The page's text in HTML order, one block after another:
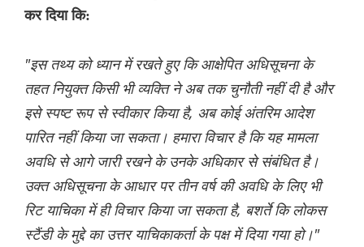
कर दिया कि:
"इस तथ्य को ध्यान में रखते हुए कि आक्षेपित अधिसूचना के
तहत नियुक्त किसी भी व्यक्ति ने अब तक चुनौती नहीं दी है और
इसे स्पष्ट रूप से स्वीकार किया है, अब कोई अंतरिम आदेश
पारित नहीं किया जा सकता। हमारा विचार है कि यह मामला
अवधि से आगे जारी रखने के उनके अधिकार से संबंधित है।
उक्त अधिसूचना के आधार पर तीन वर्ष की अवधि के लिए भी
रिट याचिका में ही विचार किया जा सकता है, बशर्ते कि लोकस
स्टैंडी के मुद्दे का उत्तर याचिकाकर्ता के पक्ष में दिया गया हो।"